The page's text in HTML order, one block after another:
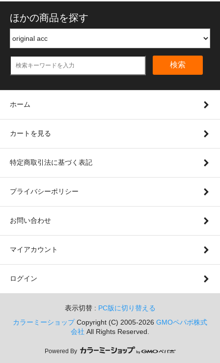
ほかの商品を探す
検索
ホーム
カートを見る
特定商取引法に基づく表記
プライバシーポリシー
お問い合わせ
マイアカウント
ログイン
表示切替 : PC版に切り替える
カラーミーショップCopyright (C) 2005-2026 GMOペパボ株式
会社 All Rights Reserved.
Powered By